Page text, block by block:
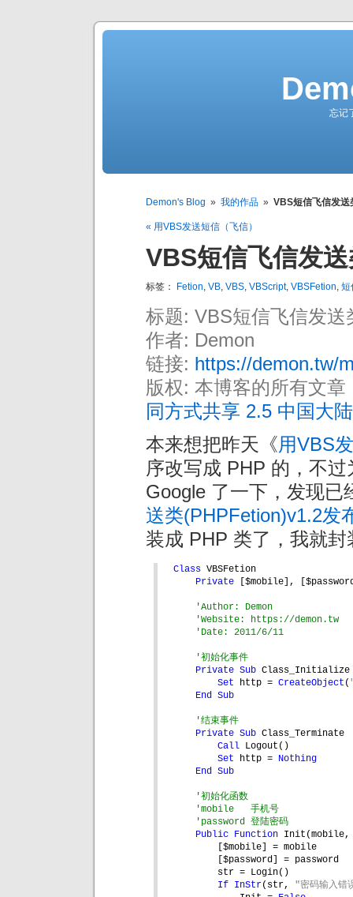
忘记
Demon's Blog » 我的作品 » VBS短信飞信发
« 用VBS发送短信（飞信）
VBS短信飞信发
标签： Fetion, VB, VBS, VBScript, VBSFetion, 短
标题: VBS短信飞信发送
作者: Demon
链接: https://demon.tw/
版权: 本博客的所有文章
同方式共享 2.5 中国大陆
本来想把昨天《用VBS
序改写成 PHP 的，不
Google 了一下，发现已
送类(PHPFetion)v1.2发
装成 PHP 类了，我就
Class VBSFetion
Private
[$mobile],
'Author: Demon
'Website: https://demon.tw
'Date: 2011/6/11
'初始化事件
Private Sub Class_Initialize
Set http = CreateObject (
End Sub
'结束事件
Private Sub Class_Terminate
Call Logout()
Set http = Nothing
End Sub
'初始化函数
'mobile   手机号
'password 登陆密码
Public Function Init(mobile,
[$mobile] = mobile
[$password] = password
str = Login()
If InStr(str, "密码输入错